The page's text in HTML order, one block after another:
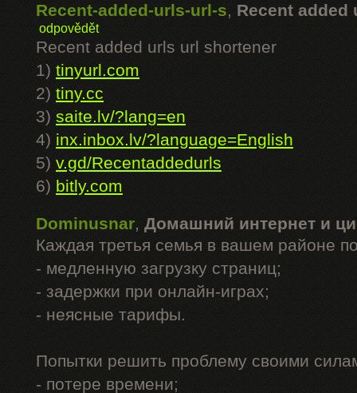
Recent-added-urls-url-s, Recent added
odpovědět
Recent added urls url shortener
1) tinyurl.com
2) tiny.cc
3) saite.lv/?lang=en
4) inx.inbox.lv/?language=English
5) v.gd/Recentaddedurls
6) bitly.com
Dominusnar, Домашний интернет и ци
Каждая третья семья в вашем районе
- медленную загрузку страниц;
- задержки при онлайн-играх;
- неясные тарифы.
Попытки решить проблему своими
- потере времени;